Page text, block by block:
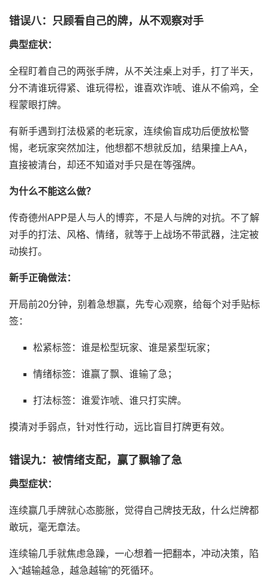
错误八：只顾看自己的牌，从不观察对手
典型症状：
全程盯着自己的两张手牌，从不关注桌上对手，打了半天，
分不清谁玩得紧、谁玩得松，谁喜欢诈唬、谁从不偷鸡，全
程蒙眼打牌。
有新手遇到打法极紧的老玩家，连续偷盲成功后便放松警
惕，老玩家突然加注，他想都不想就反加，结果撞上AA，
直接被清台，却还不知道对手只是在等强牌。
为什么不能这么做？
传奇德州APP是人与人的博弈，不是人与牌的对抗。不了解
对手的打法、风格、情绪，就等于上战场不带武器，注定被
动挨打。
新手正确做法：
开局前20分钟，别着急想赢，先专心观察，给每个对手贴标
签：
松紧标签：谁是松型玩家、谁是紧型玩家；
情绪标签：谁赢了飘、谁输了急；
打法标签：谁爱诈唬、谁只打实牌。
摸清对手弱点，针对性行动，远比盲目打牌更有效。
错误九：被情绪支配，赢了飘输了急
典型症状：
连续赢几手牌就心态膨胀，觉得自己牌技无敌，什么烂牌都
敢玩，毫无章法。
连续输几手就焦虑急躁，一心想着一把翻本，冲动决策，陷
入“越输越急，越急越输”的死循环。